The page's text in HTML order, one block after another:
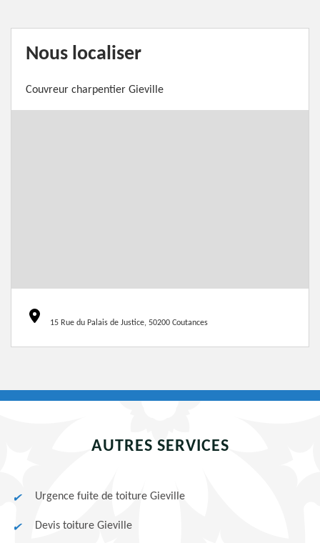
Nous localiser
Couvreur charpentier Gieville
15 Rue du Palais de Justice, 50200 Coutances
AUTRES SERVICES
Urgence fuite de toiture Gieville
Devis toiture Gieville